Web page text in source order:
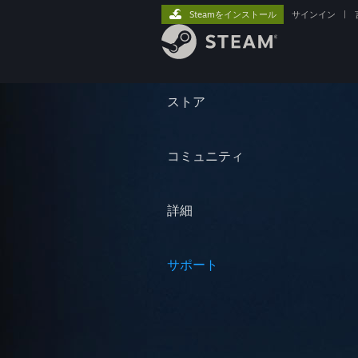
ストア
コミュニティ
詳細
サポート
Steamをインストール サインイン